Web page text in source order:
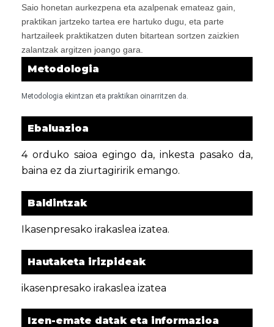
Saio honetan aurkezpena eta azalpenak emateaz gain,
praktikan jartzeko tartea ere hartuko dugu, eta parte
hartzaileek praktikatzen duten bitartean sortzen zaizkien
zalantzak argitzen joango gara.
Metodologia
Metodologia ekintzan eta praktikan oinarritzen da.
Ebaluazioa
4 orduko saioa egingo da, inkesta pasako da,
baina ez da ziurtagiririk emango.
Baldintzak
Ikasenpresako irakaslea izatea.
Hautaketa irizpideak
ikasenpresako irakaslea izatea
Izen-emate datak eta informazioa